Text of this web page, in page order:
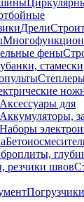
Дрели
фены
стамески
Аксессуары для
Аккумуляторы,
Наборы
резчики швов
Погрузчики